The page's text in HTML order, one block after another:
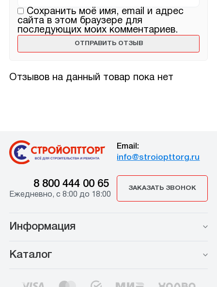
Отзывов на данный товар пока нет
Сохранить моё имя, email и адрес
сайта в этом браузере для
последующих моих комментариев.
Email:
info@stroiopttorg.ru
8 800 444 00 65
Ежедневно, с 8:00 до 18:00
ЗАКАЗАТЬ ЗВОНОК
Информация
Каталог